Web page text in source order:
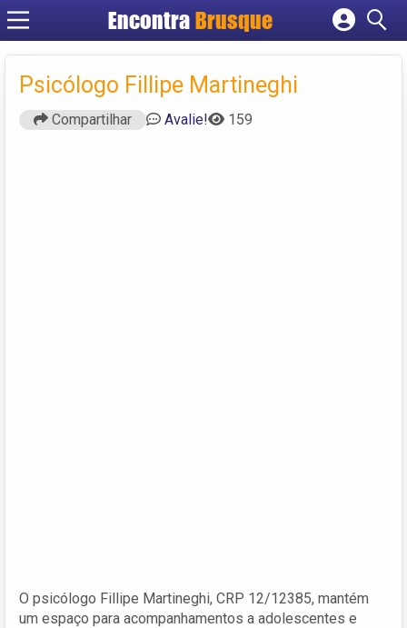
EncontraBrusque
Cadastrar empresa
Criar conta
Psicólogo Fillipe Martineghi
Compartilhar Avalie! 159
O psicólogo Fillipe Martineghi, CRP 12/12385, mantém
um espaço para acompanhamentos a adolescentes e